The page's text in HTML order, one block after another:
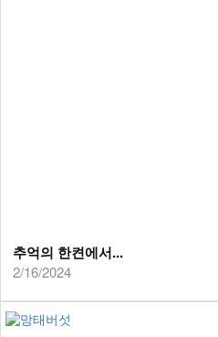
추억의 한켠에서...
2/16/2024